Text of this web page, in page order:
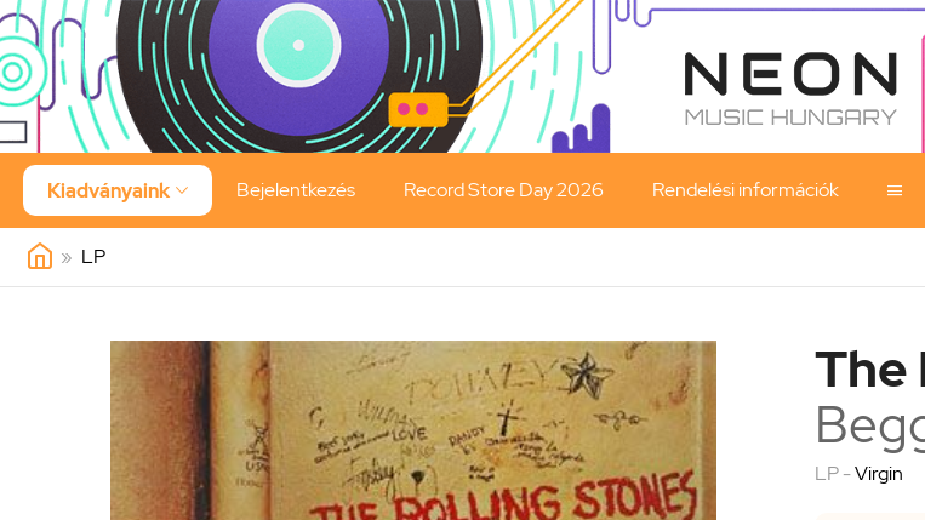
Kiadványaink  Bejelentkezés Record Store Day 2026 Rendelési információk 
» LP
The
LP -Virgin